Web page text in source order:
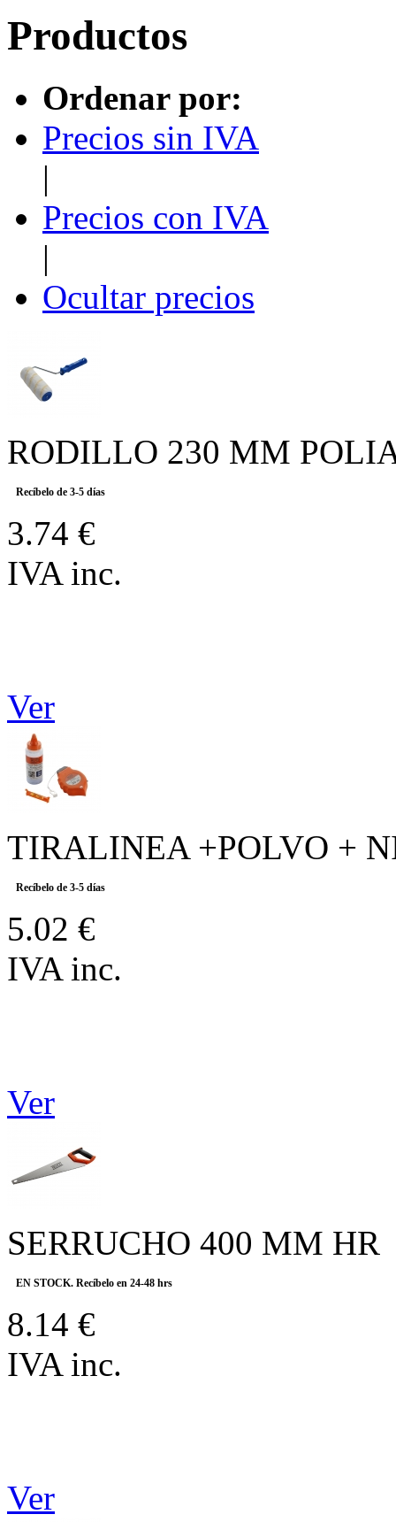
Productos
Ordenar por:
Precios sin IVA
|
Precios con IVA
|
Ocultar precios
RODILLO 230 MM
Recíbelo de 3-5 días
3.74 €
IVA inc.
Ver
TIRALINEA +POLVO +
Recíbelo de 3-5 días
5.02 €
IVA inc.
Ver
SERRUCHO 400 MM HR
EN STOCK. Recíbelo en 24-48 hrs
8.14 €
IVA inc.
Ver